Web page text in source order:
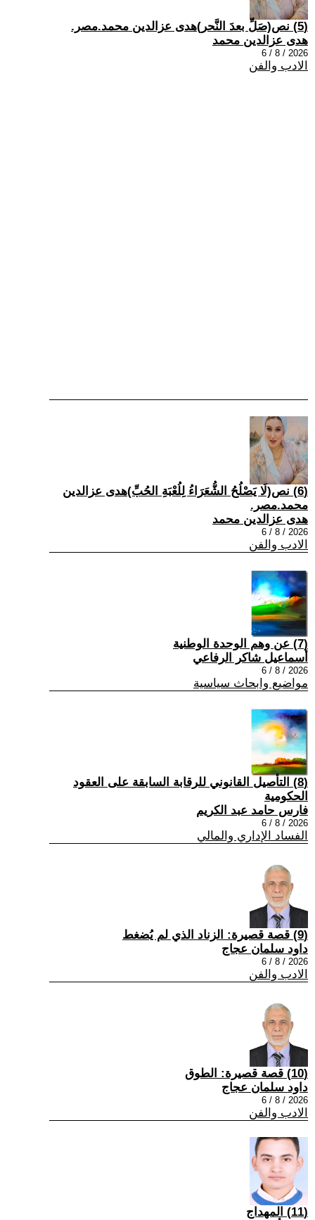
(5) نص(صَلِّ بعدَ النَّحر)هدى عزالدين محمد.مصر.
هدى عزالدين محمد
2026 / 8 / 6
الادب والفن
(6) نص(لَا يَصْلُحُ الشُّعَرَاءُ لِلُعْبَةِ الحُبِّ)هدى عزالدين
محمد.مصر.
هدى عزالدين محمد
2026 / 8 / 6
الادب والفن
(7) عن وهم الوحدة الوطنية
أسماعيل شاكر الرفاعي
2026 / 8 / 6
مواضيع وابحاث سياسية
(8) التأصيل القانوني للرقابة السابقة على العقود
الحكومية
فارس حامد عبد الكريم
2026 / 8 / 6
الفساد الإداري والمالي
(9) قصة قصيرة: الزناد الذي لم يُضغط
داود سلمان عجاج
2026 / 8 / 6
الادب والفن
(10) قصة قصيرة: الطوق
داود سلمان عجاج
2026 / 8 / 6
الادب والفن
(11) المهداج